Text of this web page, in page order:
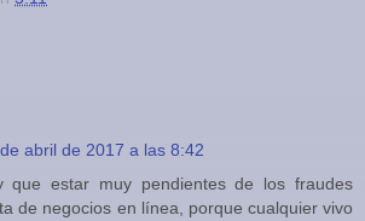
abril de 2017 a las 8:42
que estar muy pendientes de los fraudes
de negocios en línea, porque cualquier vivo